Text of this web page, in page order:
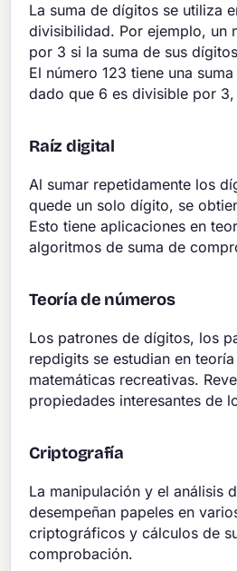
La suma de dígitos se utiliza
divisibilidad. Por ejemplo, un
por 3 si la suma de sus
El número 123 tiene una
dado que 6 es divisible por
Raíz digital
Al sumar repetidamente los
quede un solo dígito, se
Esto tiene aplicaciones en
algoritmos de suma de
Teoría de números
Los patrones de dígitos, los
repdigits se estudian en
matemáticas recreativas.
propiedades interesantes de
Criptografía
La manipulación y el análisis
desempeñan papeles en
criptográficos y cálculos de
comprobación.